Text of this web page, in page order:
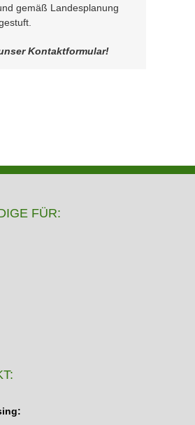
gemäß Landesplanung
Kontaktformular!
FÜR: